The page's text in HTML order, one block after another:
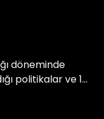
döneminde
politikalar ve 11
yönetmedeki